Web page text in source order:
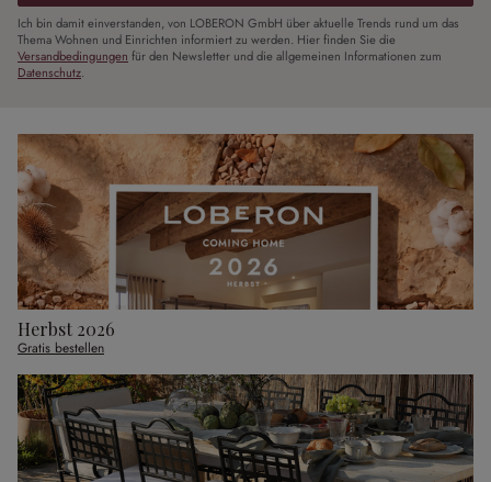
Ich bin damit einverstanden, von LOBERON GmbH über aktuelle Trends rund um das
Thema Wohnen und Einrichten informiert zu werden. Hier finden Sie die
Versandbedingungen für den Newsletter und die allgemeinen Informationen zum
Datenschutz.
Herbst 2026
Gratis bestellen